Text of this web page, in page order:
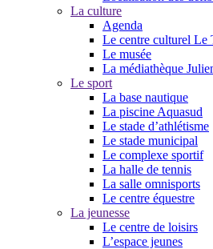
La culture
Agenda
Le centre culturel Le
Le musée
La médiathèque
Le sport
La base nautique
La piscine Aquasud
Le stade d’athlétisme
Le stade municipal
Le complexe sportif
La halle de tennis
La salle omnisports
Le centre équestre
La jeunesse
Le centre de loisirs
L’espace jeunes